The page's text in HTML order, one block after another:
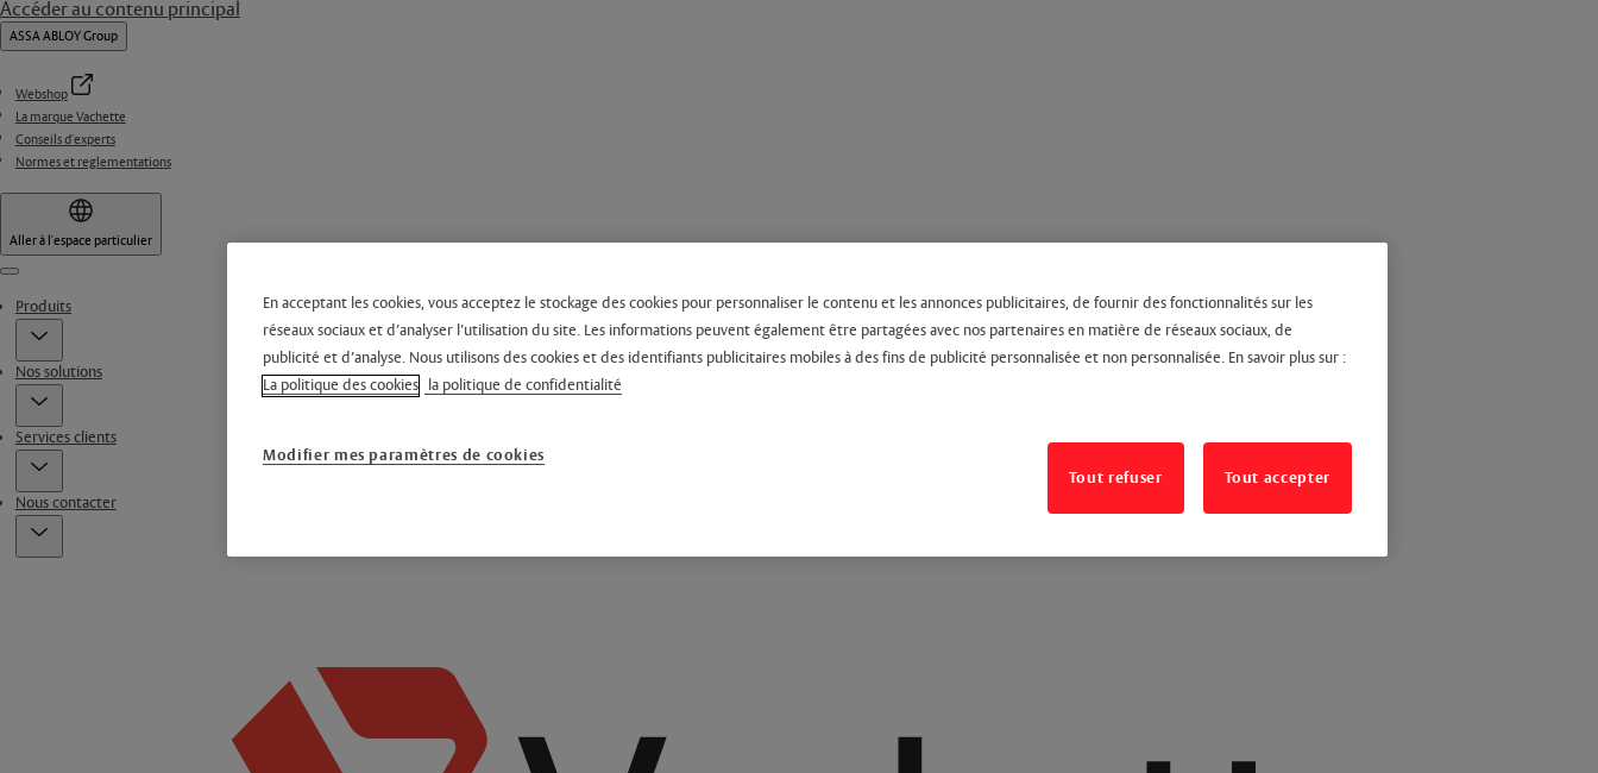
Accéder au contenu principal
ASSA ABLOY Group
Webshop
La marque Vachette
Conseils d'experts
Normes et reglementations
Aller à l'espace particulier
Menu
Produits
Nos solutions
Services clients
Nous contacter
En acceptant les cookies, vous acceptez le stockage des cookies pour personnaliser le contenu et les annonces publicitaires, de fournir des fonctionnalités sur les
réseaux sociaux et d’analyser l’utilisation du site. Les informations peuvent également être partagées avec nos partenaires en matière de réseaux sociaux, de
publicité et d’analyse. Nous utilisons des cookies et des identifiants publicitaires mobiles à des fins de publicité personnalisée et non personnalisée. En savoir plus sur :
La politique des cookies la politique de confidentialité
Modifier mes paramètres de cookies
Tout refuser
Tout accepter